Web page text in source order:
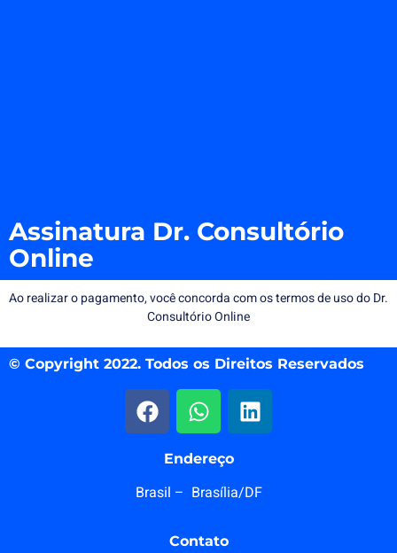
Assinatura Dr. Consultório
Online
Ao realizar o pagamento, você concorda com ostermos de usodo Dr.
Consultório Online
© Copyright 2022. Todos os Direitos Reservados
Endereço
Brasil – Brasília/DF
Contato